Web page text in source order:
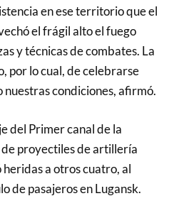
en ese territorio que el
el frágil alto el fuego
y técnicas de combates. La
por lo cual, de celebrarse
nuestras condiciones, afirmó.
del Primer canal de la
proyectiles de artillería
heridas a otros cuatro, al
de pasajeros en Lugansk.